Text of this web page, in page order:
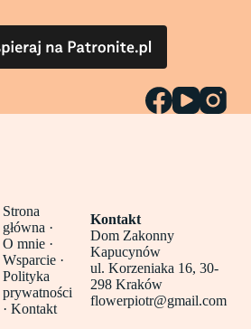
Strona
główna ·
O mnie ·
Wsparcie ·
Polityka
prywatności
·Kontakt
Kontakt
Dom Zakonny
Kapucynów
ul. Korzeniaka 16, 30-
298 Kraków
flowerpiotr@gmail.com